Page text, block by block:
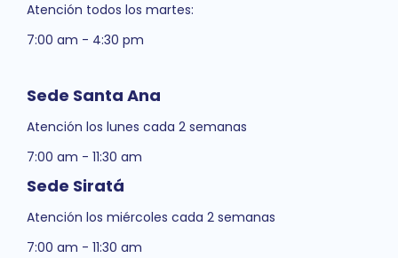
Atención todos los martes:
7:00 am - 4:30 pm
Sede Santa Ana
Atención los lunes cada 2 semanas
7:00 am - 11:30 am
Sede Siratá
Atención los miércoles cada 2 semanas
7:00 am - 11:30 am